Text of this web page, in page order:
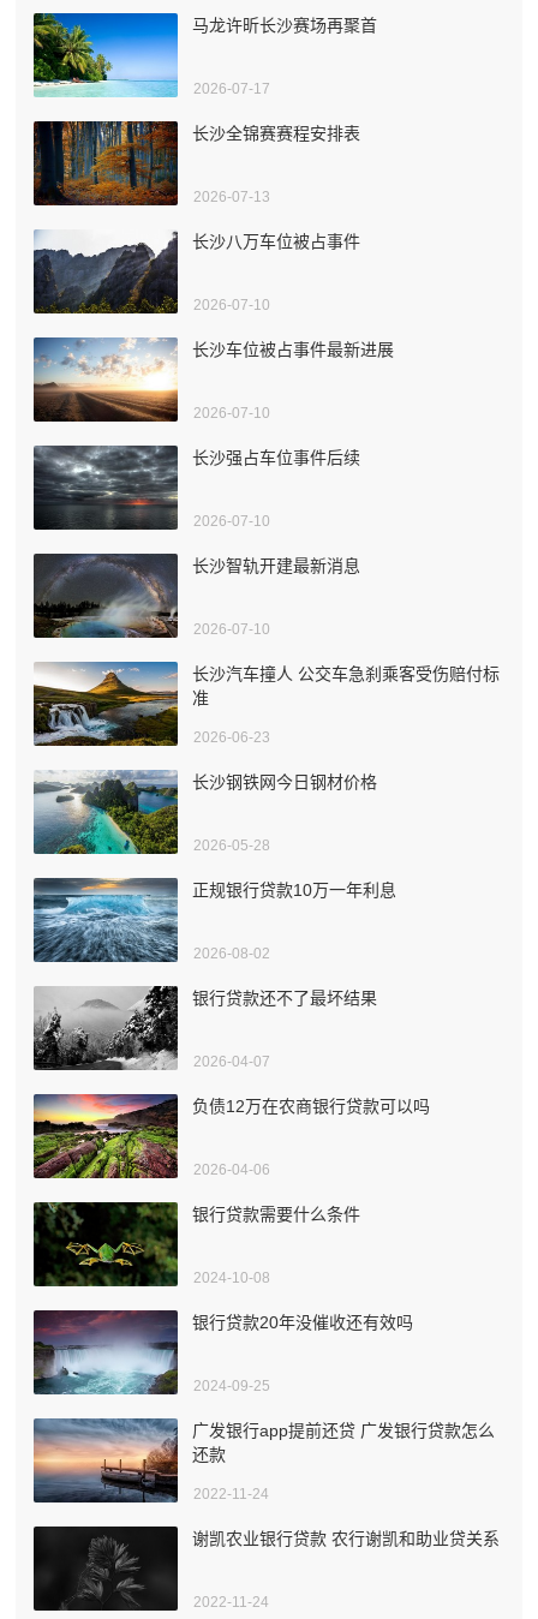
马龙许昕长沙赛场再聚首
2026-07-17
长沙全锦赛赛程安排表
2026-07-13
长沙八万车位被占事件
2026-07-10
长沙车位被占事件最新进展
2026-07-10
长沙强占车位事件后续
2026-07-10
长沙智轨开建最新消息
2026-07-10
长沙汽车撞人 公交车急刹乘客受伤赔付标
准
2026-06-23
长沙钢铁网今日钢材价格
2026-05-28
正规银行贷款10万一年利息
2026-08-02
银行贷款还不了最坏结果
2026-04-07
负债12万在农商银行贷款可以吗
2026-04-06
银行贷款需要什么条件
2024-10-08
银行贷款20年没催收还有效吗
2024-09-25
广发银行app提前还贷 广发银行贷款怎么
还款
2022-11-24
谢凯农业银行贷款 农行谢凯和助业贷关系
2022-11-24